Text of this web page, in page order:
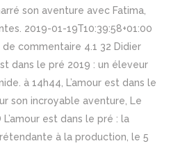
son aventure avec Fatima,
2019-01-19T10:39:58+01:00
de commentaire 4.1 32 Didier
dans le pré 2019 : un éleveur
à 14h44, L’amour est dans le
son incroyable aventure, Le
est dans le pré : la
à la production, le 5